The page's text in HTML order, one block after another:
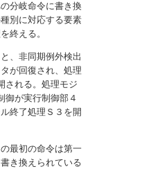
分岐命令に書き換
別に対応する要素
終える。
、非同期例外検出
が回復され、処理
される。処理モジ
御が実行制御部４
終了処理Ｓ３を開
最初の命令は第一
き換えられている